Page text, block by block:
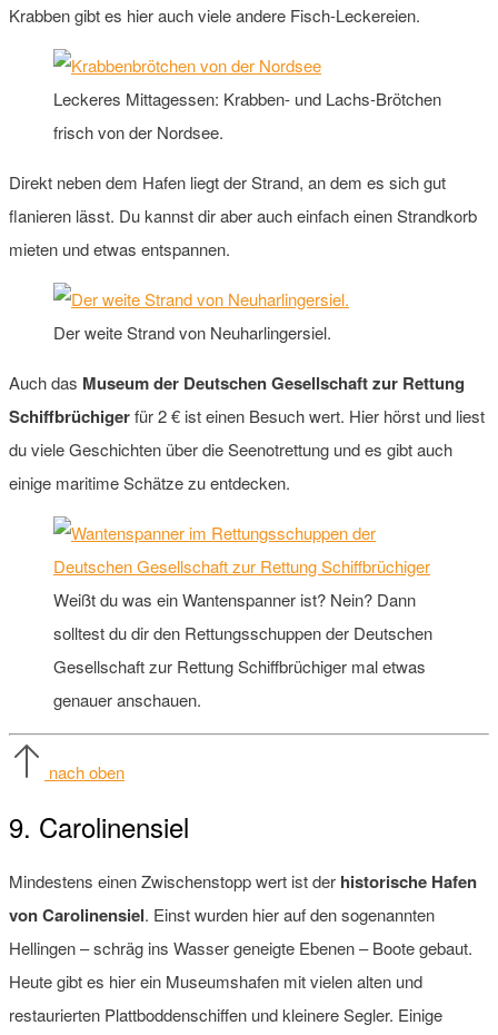
Krabben gibt es hier auch viele andere Fisch-Leckereien.
Leckeres Mittagessen: Krabben- und Lachs-Brötchen
frisch von der Nordsee.
Direkt neben dem Hafen liegt der Strand, an dem es sich gut
flanieren lässt. Du kannst dir aber auch einfach einen Strandkorb
mieten und etwas entspannen.
Der weite Strand von Neuharlingersiel.
Auch das Museum der Deutschen Gesellschaft zur Rettung
Schiffbrüchigerfür 2 € ist einen Besuch wert. Hier hörst und liest
du viele Geschichten über die Seenotrettung und es gibt auch
einige maritime Schätze zu entdecken.
Weißt du was ein Wantenspanner ist? Nein? Dann
solltest du dir den Rettungsschuppen der Deutschen
Gesellschaft zur Rettung Schiffbrüchiger mal etwas
genauer anschauen.
nach oben
9. Carolinensiel
Mindestens einen Zwischenstopp wert ist der historische Hafen
von Carolinensiel. Einst wurden hier auf den sogenannten
Hellingen – schräg ins Wasser geneigte Ebenen – Boote gebaut.
Heute gibt es hier ein Museumshafen mit vielen alten und
restaurierten Plattboddenschiffen und kleinere Segler. Einige